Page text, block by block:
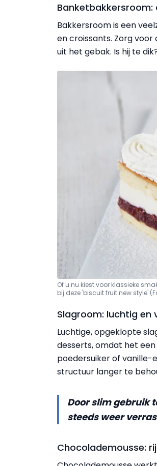
Banketbakkersroom:
Bakkersroom is een
en croissants. Zorg voor
uit het gebak. Is hij te
Of u nu kiest voor klassieke
bij deze 'biscuit fruit new style'
Slagroom: luchtig en
Luchtige, opgeklopte
desserts, omdat het
poedersuiker of vanille-
structuur langer te
Door slim gebruik
steeds weer
Chocolademousse: